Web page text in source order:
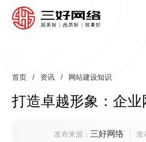
首页 / 资讯 / 网站建设知识
打造卓越形象：企
发布来源： 三好网络 发